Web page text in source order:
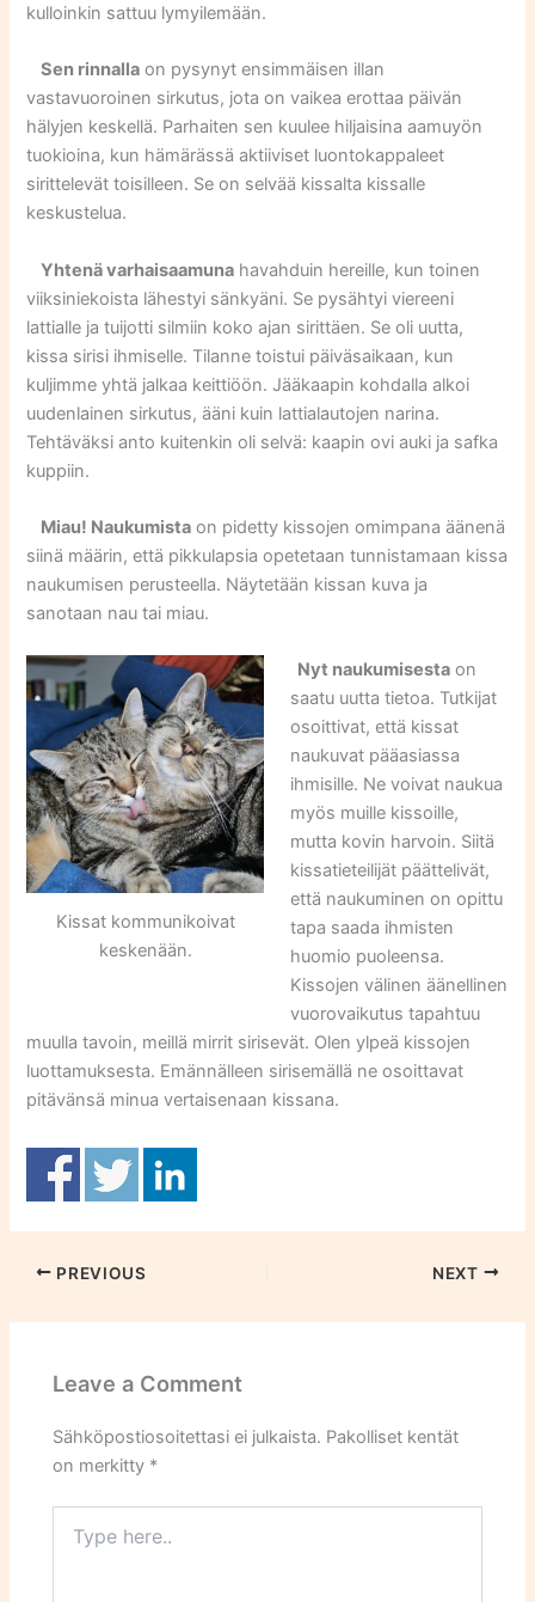
kulloinkin sattuu lymyilemään.
Sen rinnalla on pysynyt ensimmäisen illan
vastavuoroinen sirkutus, jota on vaikea erottaa päivän
hälyjen keskellä. Parhaiten sen kuulee hiljaisina aamuyön
tuokioina, kun hämärässä aktiiviset luontokappaleet
sirittelevät toisilleen. Se on selvää kissalta kissalle
keskustelua.
Yhtenä varhaisaamuna havahduin hereille, kun toinen
viiksiniekoista lähestyi sänkyäni. Se pysähtyi viereeni
lattialle ja tuijotti silmiin koko ajan sirittäen. Se oli uutta,
kissa sirisi ihmiselle. Tilanne toistui päiväsaikaan, kun
kuljimme yhtä jalkaa keittiöön. Jääkaapin kohdalla alkoi
uudenlainen sirkutus, ääni kuin lattialautojen narina.
Tehtäväksi anto kuitenkin oli selvä: kaapin ovi auki ja safka
kuppiin.
Miau! Naukumista on pidetty kissojen omimpana äänenä
siinä määrin, että pikkulapsia opetetaan tunnistamaan kissa
naukumisen perusteella. Näytetään kissan kuva ja
sanotaan nau tai miau.
Kissat kommunikoivat
keskenään.
Nyt naukumisesta on
saatu uutta tietoa. Tutkijat
osoittivat, että kissat
naukuvat pääasiassa
ihmisille. Ne voivat naukua
myös muille kissoille,
mutta kovin harvoin. Siitä
kissatieteilijät päättelivät,
että naukuminen on opittu
tapa saada ihmisten
huomio puoleensa.
Kissojen välinen äänellinen
vuorovaikutus tapahtuu
muulla tavoin, meillä mirrit sirisevät. Olen ylpeä kissojen
luottamuksesta. Emännälleen sirisemällä ne osoittavat
pitävänsä minua vertaisenaan kissana.
PREVIOUS NEXT
Leave a Comment
Sähköpostiosoitettasi ei julkaista. Pakolliset kentät
on merkitty *
here..